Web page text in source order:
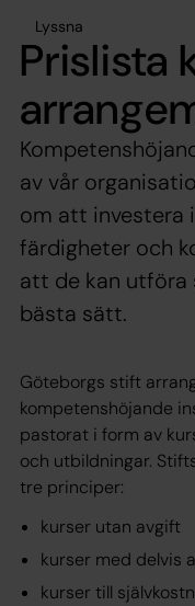
Lyssna
Prislista
av vår
om att investera
färdigheter och
att de kan utföra
bästa sätt.
Göteborgs stift
kompetenshöjande
pastorat i form av
och utbildningar.
tre principer:
kurser utan avgift
kurser med delvis
kurser till